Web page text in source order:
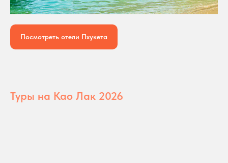
Посмотреть отели Пхукета
Туры на Као Лак 2026